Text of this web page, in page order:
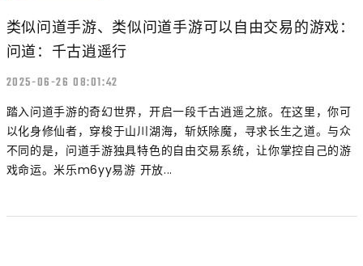
类似问道手游、类似问道手游可以自由交易的游戏：
问道：千古逍遥行
2025-06-26 08:01:42
踏入问道手游的奇幻世界，开启一段千古逍遥之旅。在这里，你可
以化身修仙者，穿梭于山川湖海，斩妖除魔，寻求长生之道。与众
不同的是，问道手游独具特色的自由交易系统，让你掌控自己的游
戏命运。米乐m6yy易游 开放...